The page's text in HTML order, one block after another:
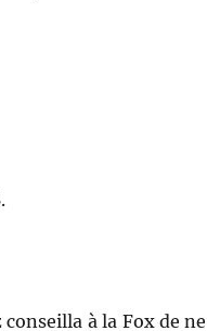
à la Fox de ne